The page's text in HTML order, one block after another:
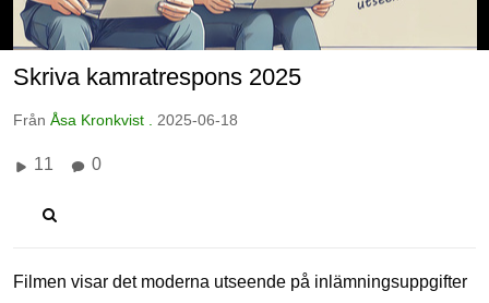
Skriva kamratrespons 2025
Från Åsa Kronkvist . 2025-06-18
11 0
Filmen visar det moderna utseende på inlämningsuppgifter